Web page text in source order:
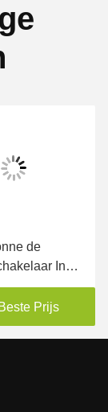
de
In
MPPT AAN
Prijs